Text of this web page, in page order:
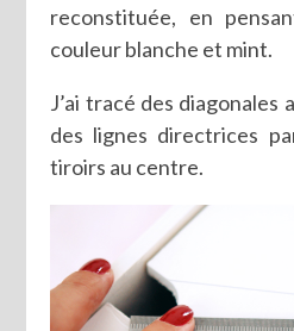
reconstituée, en
couleur blanche et mint.
J’ai tracé des diagonales
des lignes directrices
tiroirs au centre.